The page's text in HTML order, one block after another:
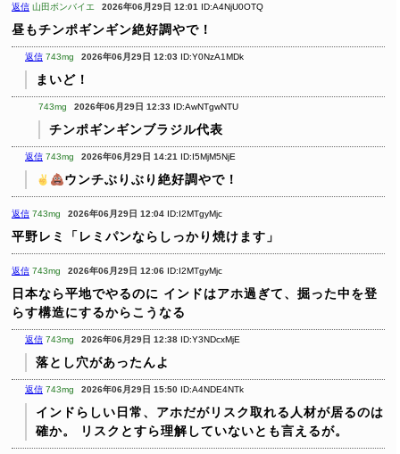
返信 山田ボンバイエ 2026年06月29日 12:01 ID:A4NjU0OTQ
昼もチンポギンギン絶好調やで！
返信 743mg 2026年06月29日 12:03 ID:Y0NzA1MDk
まいど！
743mg 2026年06月29日 12:33 ID:AwNTgwNTU
チンポギンギンブラジル代表
返信 743mg 2026年06月29日 14:21 ID:I5MjM5NjE
ウンチぶりぶり絶好調やで！
返信 743mg 2026年06月29日 12:04 ID:I2MTgyMjc
平野レミ「レミパンならしっかり焼けます」
返信 743mg 2026年06月29日 12:06 ID:I2MTgyMjc
日本なら平地でやるのに インドはアホ過ぎて、掘った中を登
らす構造にするからこうなる
返信 743mg 2026年06月29日 12:38 ID:Y3NDcxMjE
落とし穴があったんよ
返信 743mg 2026年06月29日 15:50 ID:A4NDE4NTk
インドらしい日常、アホだがリスク取れる人材が居るのは
確か。
リスクとすら理解していないとも言えるが。